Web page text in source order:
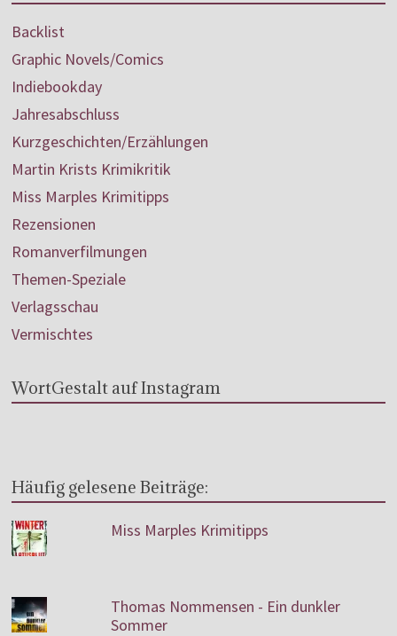
Backlist
Graphic Novels/Comics
Indiebookday
Jahresabschluss
Kurzgeschichten/Erzählungen
Martin Krists Krimikritik
Miss Marples Krimitipps
Rezensionen
Romanverfilmungen
Themen-Speziale
Verlagsschau
Vermischtes
WortGestalt auf Instagram
Häufig gelesene Beiträge:
Miss Marples Krimitipps
Thomas Nommensen - Ein dunkler
Sommer